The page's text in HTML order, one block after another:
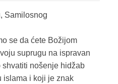
Samilosnog
se da ćete Božijom
suprugu na ispravan
nošenje hidžab
islama i koji je znak